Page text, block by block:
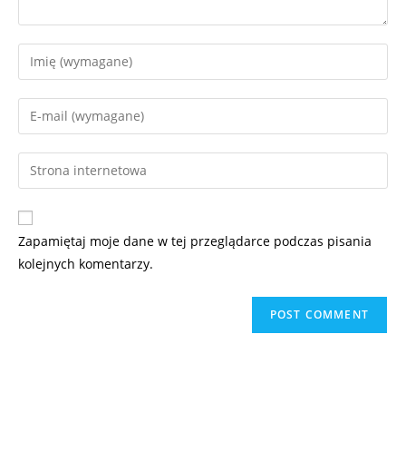
Zapamiętaj moje dane w tej przeglądarce podczas pisania
kolejnych komentarzy.